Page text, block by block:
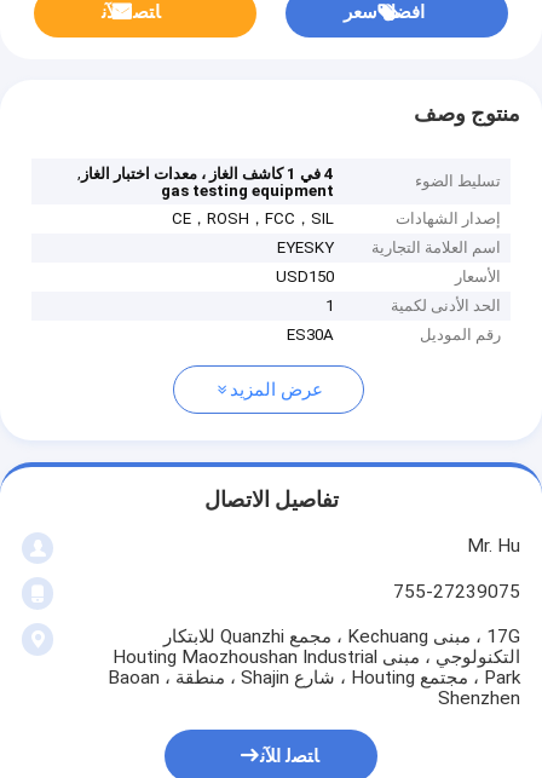
افضل سعر ﺎﺘﺼﻟ ﺍﻶﻧ
منتوج وصف
تسليط الضوء 4 في 1 كاشف الغاز ، معدات اختبار الغاز
,
gas testing equipment
إصدار الشهادات
CE，ROSH，FCC，SIL
اسم العلامة التجارية
EYESKY
الأسعار
USD150
الحد الأدنى لكمية
1
رقم الموديل
ES30A
عرض المزيد
تفاصيل الاتصال
Mr. Hu
755-27239075
17G ، مبنى Kechuang ، مجمع Quanzhi للابتكار
التكنولوجي ، مبنى Houting Maozhoushan Industrial
Park ، مجتمع Houting ، شارع Shajin ، منطقة Baoan ،
Shenzhen
ﺎﺘﺼﻟ ﺍﻶﻧ